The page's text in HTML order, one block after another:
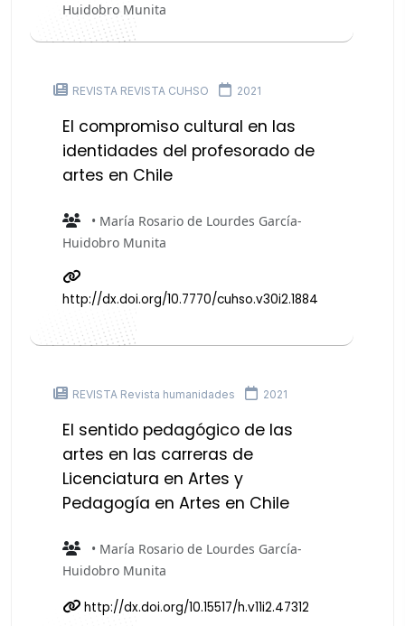
Huidobro Munita
REVISTA REVISTA CUHSO 2021
El compromiso cultural en las
identidades del profesorado de
artes en Chile
• María Rosario de Lourdes García-
Huidobro Munita
http://dx.doi.org/10.7770/cuhso.v30i2.1884
REVISTA Revista humanidades 2021
El sentido pedagógico de las
artes en las carreras de
Licenciatura en Artes y
Pedagogía en Artes en Chile
• María Rosario de Lourdes García-
Huidobro Munita
http://dx.doi.org/10.15517/h.v11i2.47312